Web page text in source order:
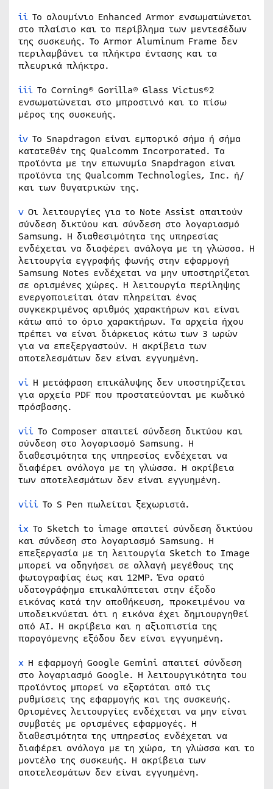
ii Το αλουμίνιο Enhanced Armor ενσωματώνεται
στο πλαίσιο και το περίβλημα των μεντεσέδων
της συσκευής. Το Armor Aluminum Frame δεν
περιλαμβάνει τα πλήκτρα έντασης και τα
πλευρικά πλήκτρα.
iii Το Corning® Gorilla® Glass Victus®2
ενσωματώνεται στο μπροστινό και το πίσω
μέρος της συσκευής.
iv Το Snapdragon είναι εμπορικό σήμα ή σήμα
κατατεθέν της Qualcomm Incorporated. Τα
προϊόντα με την επωνυμία Snapdragon είναι
προϊόντα της Qualcomm Technologies, Inc. ή/
και των θυγατρικών της.
v Οι λειτουργίες για το Note Assist απαιτούν
σύνδεση δικτύου και σύνδεση στο λογαριασμό
Samsung. Η διαθεσιμότητα της υπηρεσίας
ενδέχεται να διαφέρει ανάλογα με τη γλώσσα. Η
λειτουργία εγγραφής φωνής στην εφαρμογή
Samsung Notes ενδέχεται να μην υποστηρίζεται
σε ορισμένες χώρες. Η λειτουργία περίληψης
ενεργοποιείται όταν πληρείται ένας
συγκεκριμένος αριθμός χαρακτήρων και είναι
κάτω από το όριο χαρακτήρων. Τα αρχεία ήχου
πρέπει να είναι διάρκειας κάτω των 3 ωρών
για να επεξεργαστούν. Η ακρίβεια των
αποτελεσμάτων δεν είναι εγγυημένη.
vi Η μετάφραση επικάλυψης δεν υποστηρίζεται
για αρχεία PDF που προστατεύονται με κωδικό
πρόσβασης.
vii Το Composer απαιτεί σύνδεση δικτύου και
σύνδεση στο λογαριασμό Samsung. Η
διαθεσιμότητα της υπηρεσίας ενδέχεται να
διαφέρει ανάλογα με τη γλώσσα. Η ακρίβεια
των αποτελεσμάτων δεν είναι εγγυημένη.
viii Το S Pen πωλείται ξεχωριστά.
ix Το Sketch to image απαιτεί σύνδεση δικτύου
και σύνδεση στο λογαριασμό Samsung. Η
επεξεργασία με τη λειτουργία Sketch to Image
μπορεί να οδηγήσει σε αλλαγή μεγέθους της
φωτογραφίας έως και 12MP. Ένα ορατό
υδατογράφημα επικαλύπτεται στην έξοδο
εικόνας κατά την αποθήκευση, προκειμένου να
υποδεικνύεται ότι η εικόνα έχει δημιουργηθεί
από AI. Η ακρίβεια και η αξιοπιστία της
παραγόμενης εξόδου δεν είναι εγγυημένη.
x Η εφαρμογή Google Gemini απαιτεί σύνδεση
στο λογαριασμό Google. Η λειτουργικότητα του
προϊόντος μπορεί να εξαρτάται από τις
ρυθμίσεις της εφαρμογής και της συσκευής.
Ορισμένες λειτουργίες ενδέχεται να μην είναι
συμβατές με ορισμένες εφαρμογές. Η
διαθεσιμότητα της υπηρεσίας ενδέχεται να
διαφέρει ανάλογα με τη χώρα, τη γλώσσα και το
μοντέλο της συσκευής. Η ακρίβεια των
αποτελεσμάτων δεν είναι εγγυημένη.